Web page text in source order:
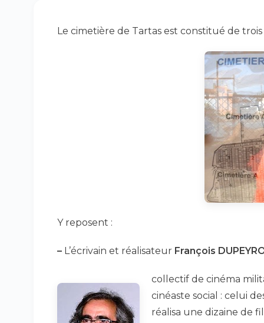
Le cimetière de Tartas est constitué de
Y reposent :
– L’écrivain et réalisateur François
collectif de cinéma
cinéaste social : celui
réalisa une dizaine de